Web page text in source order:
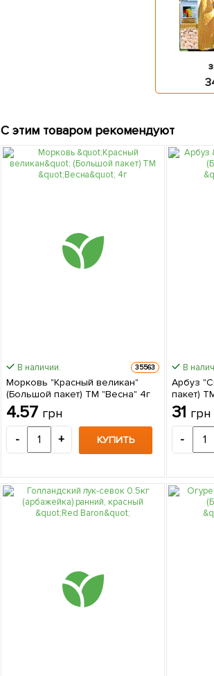
С этим товаром рекомендуют
В наличии. 35563
Морковь "Красный великан"
(Большой пакет) ТМ "Весна" 4г
4.57 грн
- + КУПИТЬ
В
Арбуз
пакет)
31 грн
-